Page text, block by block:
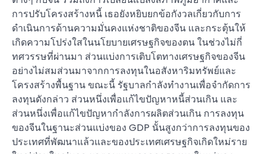
การปรับโครงสร้างหนี้ เธอยังหยิบยกข้อกังวลเกี่ยวกับการ
ดำเนินการด้านความมั่นคงแห่งชาติของจีน และกระตุ้นให้
เกิดความโปร่งใสในนโยบายเศรษฐกิจของตน ในช่วงไม่กี่
ทศวรรษที่ผ่านมา ส่วนแบ่งการเติบโตทางเศรษฐกิจของจีน
อย่างไม่สมส่วนมาจากการลงทุนในอสังหาริมทรัพย์และ
โครงสร้างพื้นฐาน ขณะนี้ รัฐบาลกำลังทำงานเพื่อจำกัดการ
ลงทุนดังกล่าว ส่วนหนึ่งเพื่อแก้ไขปัญหาหนี้ส่วนเกิน และ
ส่วนหนึ่งเพื่อแก้ไขปัญหากำลังการผลิตส่วนเกิน การลงทุน
ของจีนในฐานะส่วนแบ่งของ GDP นั้นสูงกว่าการลงทุนของ
ประเทศที่พัฒนาแล้วและของประเทศเศรษฐกิจเกิดใหม่ราย